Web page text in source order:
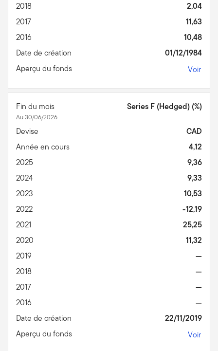
2018
2,04
2017
11,63
2016
10,48
Date de création
01/12/1984
Aperçu du fonds
Voir
Fin du mois
Au 30/06/2026
Series F (Hedged) (%)
Devise
CAD
Année en cours
4,12
2025
9,36
2024
9,33
2023
10,53
2022
-12,19
2021
25,25
2020
11,32
2019
—
2018
—
2017
—
2016
—
Date de création
22/11/2019
Aperçu du fonds
Voir